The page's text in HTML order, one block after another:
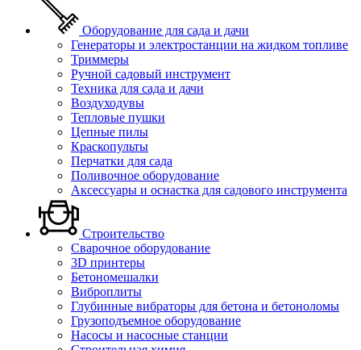
Оборудование для сада и дачи
Генераторы и электростанции на жидком топливе
Триммеры
Ручной садовый инструмент
Техника для сада и дачи
Воздуходувы
Тепловые пушки
Цепные пилы
Краскопульты
Перчатки для сада
Поливочное оборудование
Аксессуары и оснастка для садового инструмента
Строительство
Сварочное оборудование
3D принтеры
Бетономешалки
Виброплиты
Глубинные вибраторы для бетона и бетоноломы
Грузоподъемное оборудование
Насосы и насосные станции